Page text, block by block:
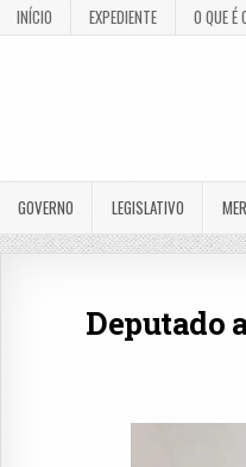
INÍCIO EXPEDIENTE O QUE É
GOVERNO LEGISLATIVO
Deputado